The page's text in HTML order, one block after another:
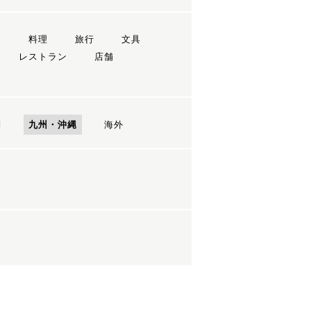
料理 旅行
文具
レストラン
店舗
九州・沖縄 海外